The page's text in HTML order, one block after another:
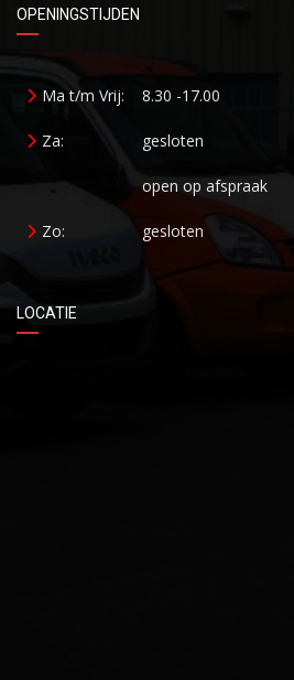
OPENINGSTIJDEN
Ma t/m Vrij: 8.30 -17.00
Za: gesloten
open op afspraak
Zo: gesloten
LOCATIE